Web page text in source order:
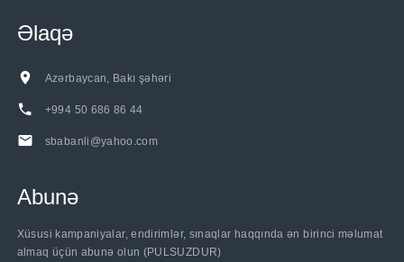
Əlaqə
Azərbaycan, Bakı şəhəri
+994 50 686 86 44
sbabanli@yahoo.com
Abunə
Xüsusi kampaniyalar, endirimlər, sınaqlar haqqında ən birinci məlumat
almaq üçün abunə olun (PULSUZDUR)